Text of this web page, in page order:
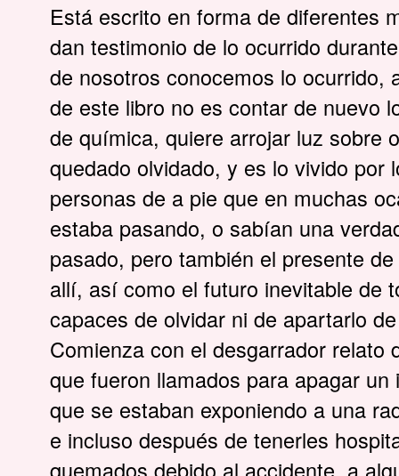
Está escrito en forma de diferentes
dan testimonio de lo ocurrido
de nosotros conocemos lo ocurrido,
de este libro no es contar de nuevo
de química, quiere arrojar luz sobre
quedado olvidado, y es lo vivido
personas de a pie que en muchas
estaba pasando, o sabían una
pasado, pero también el presente
allí, así como el futuro inevitable de
capaces de olvidar ni de apartarlo
Comienza con el desgarrador
que fueron llamados para apagar
que se estaban exponiendo a una
e incluso después de tenerles
quemados debido al accidente, a